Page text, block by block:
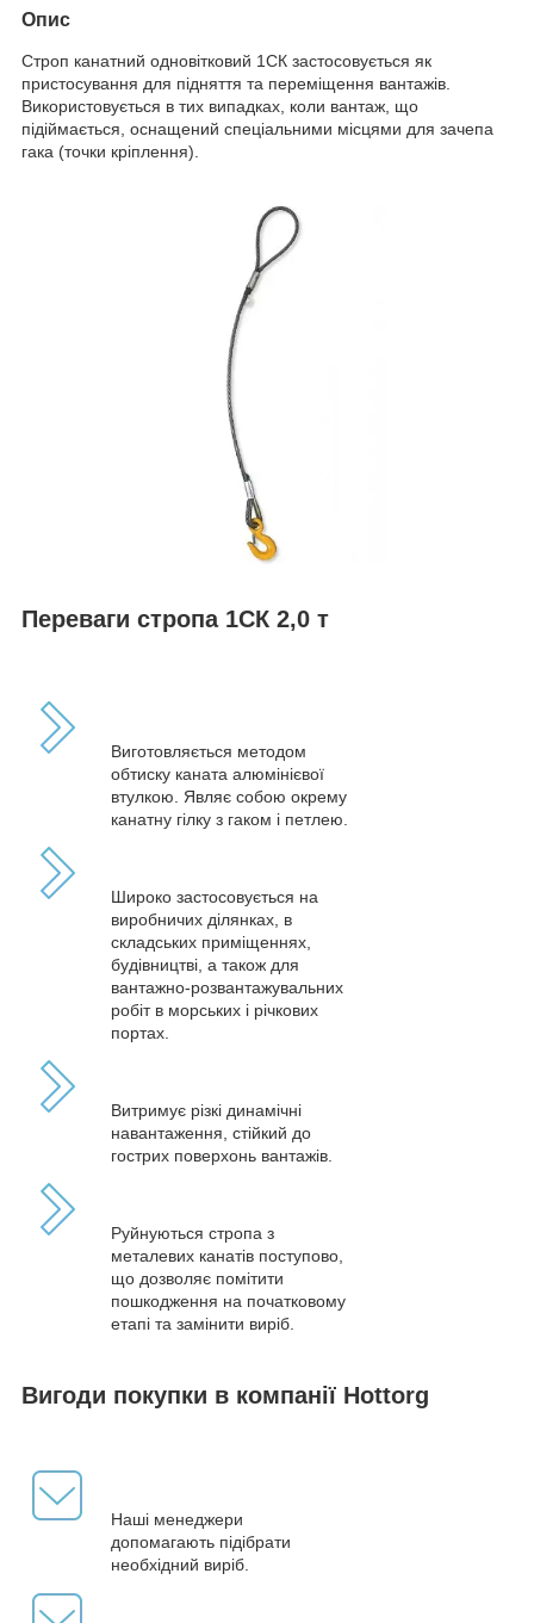
Опис
Строп канатний одновітковий 1СК застосовується як
пристосування для підняття та переміщення вантажів.
Використовується в тих випадках, коли вантаж, що
підіймається, оснащений спеціальними місцями для зачепа
гака (точки кріплення).
Переваги стропа 1СК 2,0 т
Виготовляється методом
обтиску каната алюмінієвої
втулкою. Являє собою окрему
канатну гілку з гаком і петлею.
Широко застосовується на
виробничих ділянках, в
складських приміщеннях,
будівництві, а також для
вантажно-розвантажувальних
робіт в морських і річкових
портах.
Витримує різкі динамічні
навантаження, стійкий до
гострих поверхонь вантажів.
Руйнуються стропа з
металевих канатів поступово,
що дозволяє помітити
пошкодження на початковому
етапі та замінити виріб.
Вигоди покупки в компанії Hottorg
Наші менеджери
допомагають підібрати
необхідний виріб.